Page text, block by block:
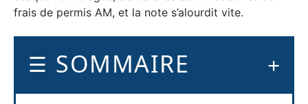
frais de permis AM, et la note s’alourdit vite.
SOMMAIRE